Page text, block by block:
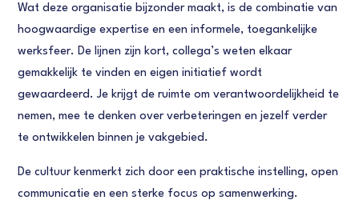
Wat deze organisatie bijzonder maakt, is de combinatie van
hoogwaardige expertise en een informele, toegankelijke
werksfeer. De lijnen zijn kort, collega’s weten elkaar
gemakkelijk te vinden en eigen initiatief wordt
gewaardeerd. Je krijgt de ruimte om verantwoordelijkheid te
nemen, mee te denken over verbeteringen en jezelf verder
te ontwikkelen binnen je vakgebied.
De cultuur kenmerkt zich door een praktische instelling, open
communicatie en een sterke focus op samenwerking.